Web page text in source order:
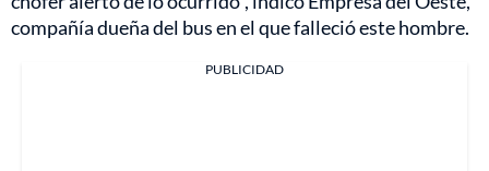
compañía dueña del bus en el que falleció este hombre.
PUBLICIDAD